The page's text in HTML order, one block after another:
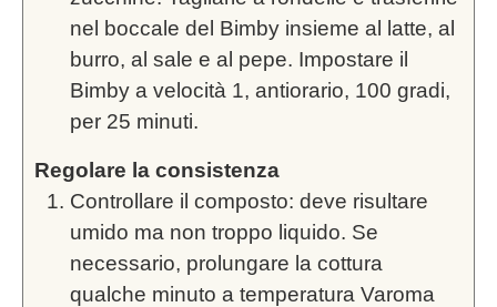
nel boccale del Bimby insieme al latte, al
burro, al sale e al pepe. Impostare il
Bimby a velocità 1, antiorario, 100 gradi,
per 25 minuti.
Regolare la consistenza
Controllare il composto: deve risultare
umido ma non troppo liquido. Se
necessario, prolungare la cottura
qualche minuto a temperatura Varoma